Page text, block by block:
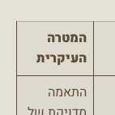
המטרה
העיקרית
התאמה